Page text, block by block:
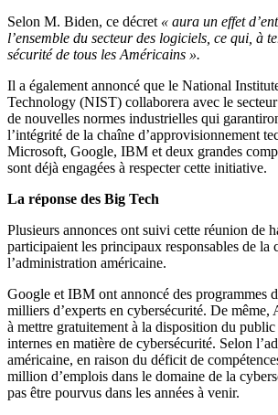
Selon M. Biden, ce décret « aura un effet
l’ensemble du secteur des logiciels, ce qui, à
sécurité de tous les Américains ».
Il a également annoncé que le National
Technology (NIST) collaborera avec le
de nouvelles normes industrielles qui
l’intégrité de la chaîne d’approvisionnement
Microsoft, Google, IBM et deux grandes
sont déjà engagées à respecter cette initiative.
La réponse des Big Tech
Plusieurs annonces ont suivi cette réunion de
participaient les principaux responsables de la
l’administration américaine.
Google et IBM ont annoncé des programmes
milliers d’experts en cybersécurité. De même,
à mettre gratuitement à la disposition du
internes en matière de cybersécurité. Selon
américaine, en raison du déficit de
million d’emplois dans le domaine de la
pas être pourvus dans les années à venir.